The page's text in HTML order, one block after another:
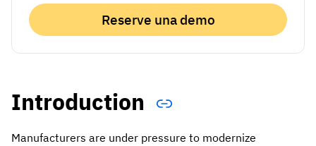
Reserve una demo
Introduction
Manufacturers are under pressure to modernize